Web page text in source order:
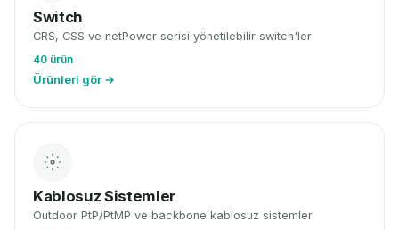
Switch
CRS, CSS ve netPower serisi yönetilebilir switch'ler
40 ürün
Ürünleri gör →
Kablosuz Sistemler
Outdoor PtP/PtMP ve backbone kablosuz sistemler